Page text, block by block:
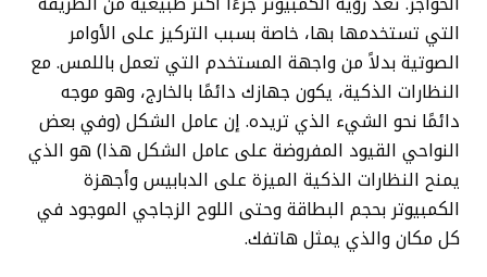
التي تستخدمها بها، خاصة بسبب التركيز على الأوامر
الصوتية بدلاً من واجهة المستخدم التي تعمل باللمس. مع
النظارات الذكية، يكون جهازك دائمًا بالخارج، وهو موجه
دائمًا نحو الشيء الذي تريده. إن عامل الشكل (وفي بعض
النواحي القيود المفروضة على عامل الشكل هذا) هو الذي
يمنح النظارات الذكية الميزة على الدبابيس وأجهزة
الكمبيوتر بحجم البطاقة وحتى اللوح الزجاجي الموجود في
كل مكان والذي يمثل هاتفك.